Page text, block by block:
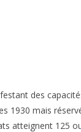
des
1930 mais
atteignent 125